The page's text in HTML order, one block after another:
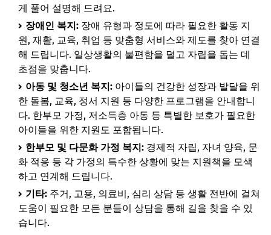
1. 상담 신청 방법: 나에게 맞는 채널 선택하기
2. 필요한 서류 및 준비 사항: 미리 챙겨두면 편리해요
3. 상담 진행 과정 안내: 편안한 마음으로 이야기 나누세요
📌 지금 뜨는 꿀정보! 놓치지 마세요
추가할인 코드 WRVE6
자주 묻는 질문
Q. 복지 상담 비용은 어떻게 되나요?
Q. 어떤 종류의 상담을 받을 수 있나요?
Q. 익명 상담도 가능한가요?
Q. 긴급 상황 시에도 복지 상담을 받을 수 있나요?
Q. 제가 사는 지역이 아닌 다른 지역에서도 상담을 받을 수
있나요?
게 풀어 설명해 드려요.
장애인 복지: 장애 유형과 정도에 따라 필요한 활동 지
원, 재활, 교육, 취업 등 맞춤형 서비스와 제도를 찾아 연결
해 드립니다. 일상생활의 불편함을 덜고 자립을 돕는 데
초점을 맞춥니다.
아동 및 청소년 복지: 아이들의 건강한 성장과 발달을 위
한 돌봄, 교육, 정서 지원 등 다양한 프로그램을 안내합니
다. 한부모 가정, 저소득층 아동 등 특별한 보호가 필요한
아이들을 위한 지원도 포함됩니다.
한부모 및 다문화 가정 복지: 경제적 자립, 자녀 양육, 문
화 적응 등 각 가정의 특수한 상황에 맞는 지원책을 모색
하고 연계해 드립니다.
기타: 주거, 고용, 의료비, 심리 상담 등 생활 전반에 걸쳐
도움이 필요한 모든 분들이 상담을 통해 길을 찾을 수 있
습니다.